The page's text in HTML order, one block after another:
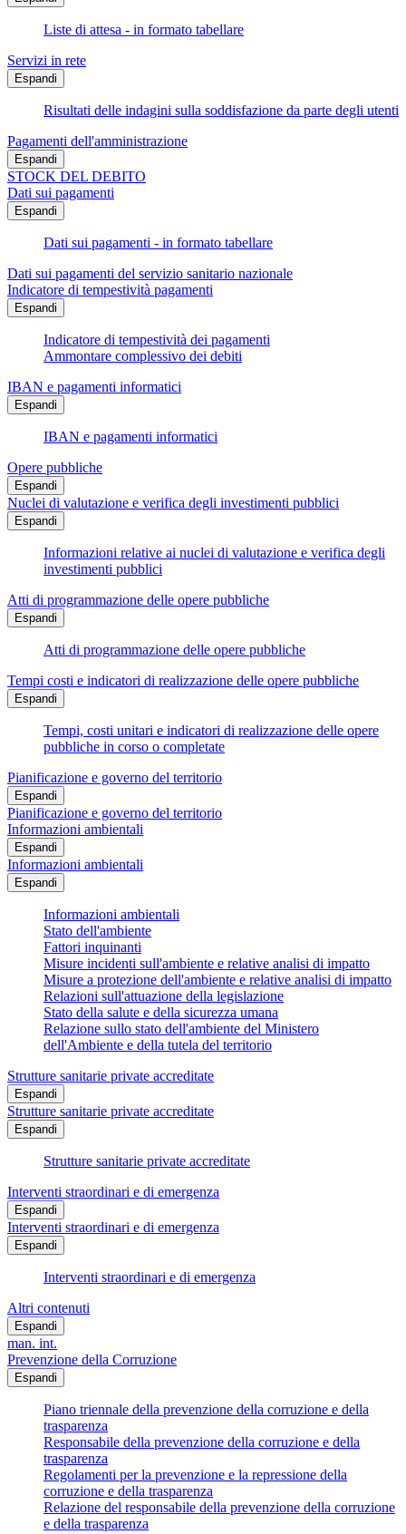
Liste di attesa - in formato tabellare
Servizi in rete
Espandi
Risultati delle indagini sulla soddisfazione da parte degli utenti
Pagamenti dell'amministrazione
Espandi
STOCK DEL DEBITO
Dati sui pagamenti
Espandi
Dati sui pagamenti - in formato tabellare
Dati sui pagamenti del servizio sanitario nazionale
Indicatore di tempestività pagamenti
Espandi
Indicatore di tempestività dei pagamenti
Ammontare complessivo dei debiti
IBAN e pagamenti informatici
Espandi
IBAN e pagamenti informatici
Opere pubbliche
Espandi
Nuclei di valutazione e verifica degli investimenti pubblici
Espandi
Informazioni relative ai nuclei di valutazione e verifica degli
investimenti pubblici
Atti di programmazione delle opere pubbliche
Espandi
Atti di programmazione delle opere pubbliche
Tempi costi e indicatori di realizzazione delle opere pubbliche
Espandi
Tempi, costi unitari e indicatori di realizzazione delle opere
pubbliche in corso o completate
Pianificazione e governo del territorio
Espandi
Pianificazione e governo del territorio
Informazioni ambientali
Espandi
Informazioni ambientali
Espandi
Informazioni ambientali
Stato dell'ambiente
Fattori inquinanti
Misure incidenti sull'ambiente e relative analisi di impatto
Misure a protezione dell'ambiente e relative analisi di impatto
Relazioni sull'attuazione della legislazione
Stato della salute e della sicurezza umana
Relazione sullo stato dell'ambiente del Ministero
dell'Ambiente e della tutela del territorio
Strutture sanitarie private accreditate
Espandi
Strutture sanitarie private accreditate
Espandi
Strutture sanitarie private accreditate
Interventi straordinari e di emergenza
Espandi
Interventi straordinari e di emergenza
Espandi
Interventi straordinari e di emergenza
Altri contenuti
Espandi
man. int.
Prevenzione della Corruzione
Espandi
Piano triennale della prevenzione della corruzione e della
trasparenza
Responsabile della prevenzione della corruzione e della
trasparenza
Regolamenti per la prevenzione e la repressione della
corruzione e della trasparenza
Relazione del responsabile della prevenzione della corruzione
e della trasparenza